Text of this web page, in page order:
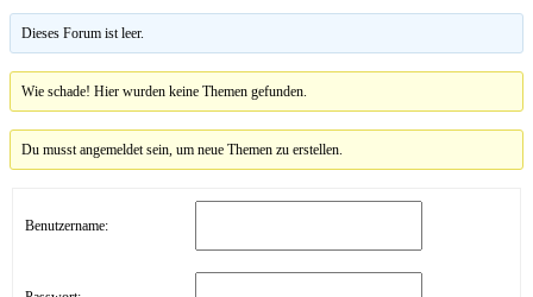
Dieses Forum ist leer.
Wie schade! Hier wurden keine Themen gefunden.
Du musst angemeldet sein, um neue Themen zu erstellen.
Benutzername: